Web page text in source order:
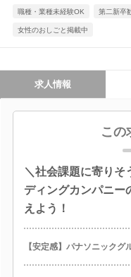
職種・業種未経験OK 第二新卒
女性のおしごと掲載中
求人情報
この
＼社会課題に寄り
ディングカンパニー
えよう！
【安定感】パナソニックグ